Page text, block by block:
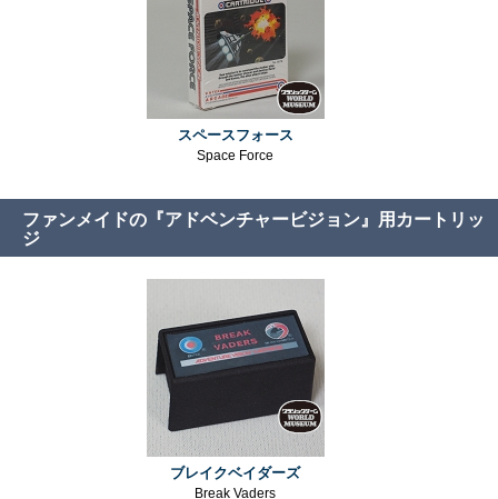
スペースフォース
Space Force
ファンメイドの『アドベンチャービジョン』用カートリッ
ジ
ブレイクベイダーズ
Break Vaders